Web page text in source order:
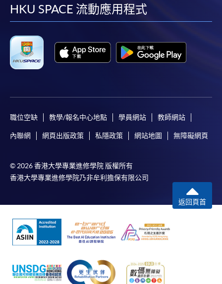
facebook
youtube
linkedin
HKU SPACE 流動應用程式
職位空缺 教學/報名中心地點 學員網站 教師網站
內聯網 網頁出版政策 私隱政策 網站地圖 無障礙網頁
© 2026 香港大學專業進修學院 版權所有
香港大學專業進修學院乃非牟利擔保有限公司
返回頁首